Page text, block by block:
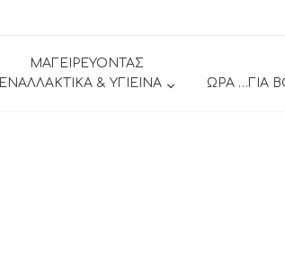
ΜΑΓΕΙΡΕΥΟΝΤΑΣ
ΕΝΑΛΛΑΚΤΙΚΑ & ΥΓΙΕΙΝΑ
ΩΡΑ …ΓΙΑ